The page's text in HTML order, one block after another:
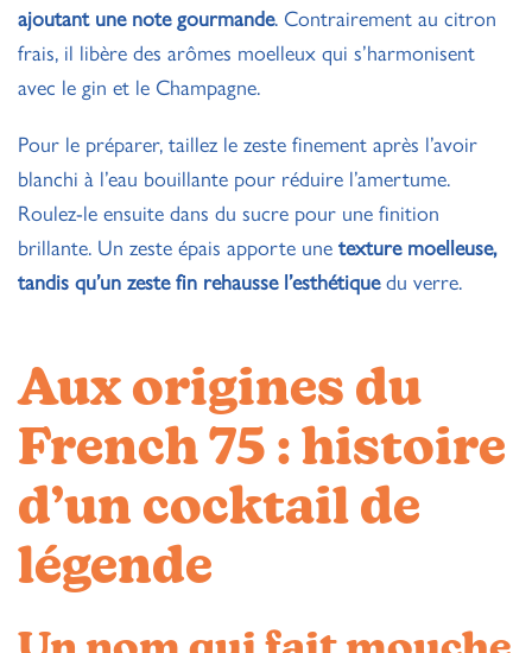
ajoutant une note gourmande. Contrairement au citron
frais, il libère des arômes moelleux qui s’harmonisent
avec le gin et le Champagne.
Pour le préparer, taillez le zeste finement après l’avoir
blanchi à l’eau bouillante pour réduire l’amertume.
Roulez-le ensuite dans du sucre pour une finition
brillante. Un zeste épais apporte une texture moelleuse,
tandis qu’un zeste fin rehausse l’esthétiquedu verre.
Aux origines du
French 75 : histoire
d’un cocktail de
légende